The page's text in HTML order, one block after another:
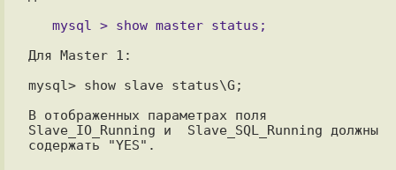
Для Master 1:
mysql> show slave status\G;
В отображенных параметрах поля
Slave_IO_Running и  Slave_SQL_Running должны